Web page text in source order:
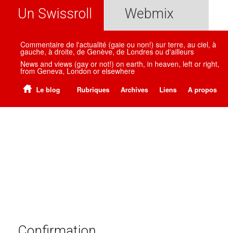
Un Swissroll Webmix
Commentaire de l'actualité (gaie ou non!) sur terre, au ciel, à
gauche, à droite, de Genève, de Londres ou d'ailleurs
News and views (gay or not!) on earth, in heaven, left or right,
from Geneva, London or elsewhere
Le blog Rubriques Archives Liens A propos